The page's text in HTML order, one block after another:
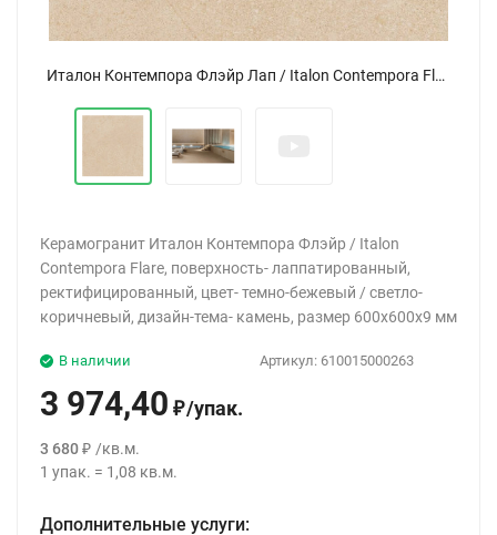
Италон Контемпора Флэйр Лап / Italon Contempora Flare Lap 60x60
Керамогранит Италон Контемпора Флэйр / Italon
Contempora Flare, поверхность- лаппатированный,
ректифицированный, цвет- темно-бежевый / светло-
коричневый, дизайн-тема- камень, размер 600x600x9 мм
Артикул: 610015000263
В наличии
3 974,40 ₽/упак.
3 680 ₽ /кв.м.
1 упак. = 1,08 кв.м.
Дополнительные услуги: